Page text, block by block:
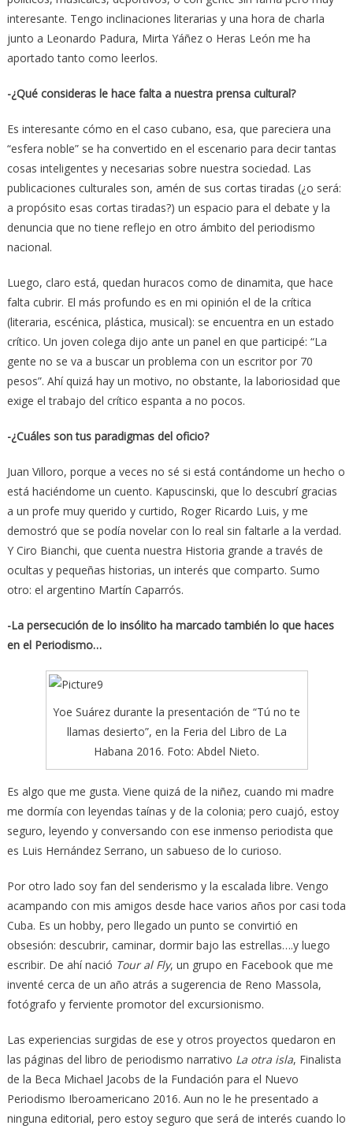
interesante. Tengo inclinaciones literarias y una hora de charla
junto a Leonardo Padura, Mirta Yáñez o Heras León me ha
aportado tanto como leerlos.
-¿Qué consideras le hace falta a nuestra prensa cultural?
Es interesante cómo en el caso cubano, esa, que pareciera una
“esfera noble” se ha convertido en el escenario para decir tantas
cosas inteligentes y necesarias sobre nuestra sociedad. Las
publicaciones culturales son, amén de sus cortas tiradas (¿o será:
a propósito esas cortas tiradas?) un espacio para el debate y la
denuncia que no tiene reflejo en otro ámbito del periodismo
nacional.
Luego, claro está, quedan huracos como de dinamita, que hace
falta cubrir. El más profundo es en mi opinión el de la crítica
(literaria, escénica, plástica, musical): se encuentra en un estado
crítico. Un joven colega dijo ante un panel en que participé: “La
gente no se va a buscar un problema con un escritor por 70
pesos”. Ahí quizá hay un motivo, no obstante, la laboriosidad que
exige el trabajo del crítico espanta a no pocos.
-¿Cuáles son tus paradigmas del oficio?
Juan Villoro, porque a veces no sé si está contándome un hecho o
está haciéndome un cuento. Kapuscinski, que lo descubrí gracias
a un profe muy querido y curtido, Roger Ricardo Luis, y me
demostró que se podía novelar con lo real sin faltarle a la verdad.
Y Ciro Bianchi, que cuenta nuestra Historia grande a través de
ocultas y pequeñas historias, un interés que comparto. Sumo
otro: el argentino Martín Caparrós.
-La persecución de lo insólito ha marcado también lo que haces
en el Periodismo…
Yoe Suárez durante la presentación de “Tú no te
llamas desierto”, en la Feria del Libro de La
Habana 2016. Foto: Abdel Nieto.
Es algo que me gusta. Viene quizá de la niñez, cuando mi madre
me dormía con leyendas taínas y de la colonia; pero cuajó, estoy
seguro, leyendo y conversando con ese inmenso periodista que
es Luis Hernández Serrano, un sabueso de lo curioso.
Por otro lado soy fan del senderismo y la escalada libre. Vengo
acampando con mis amigos desde hace varios años por casi toda
Cuba. Es un hobby, pero llegado un punto se convirtió en
obsesión: descubrir, caminar, dormir bajo las estrellas….y luego
escribir. De ahí nació Tour al Fly, un grupo en Facebook que me
inventé cerca de un año atrás a sugerencia de Reno Massola,
fotógrafo y ferviente promotor del excursionismo.
Las experiencias surgidas de ese y otros proyectos quedaron en
las páginas del libro de periodismo narrativo La otra isla, Finalista
de la Beca Michael Jacobs de la Fundación para el Nuevo
Periodismo Iberoamericano 2016. Aun no le he presentado a
ninguna editorial, pero estoy seguro que será de interés cuando lo